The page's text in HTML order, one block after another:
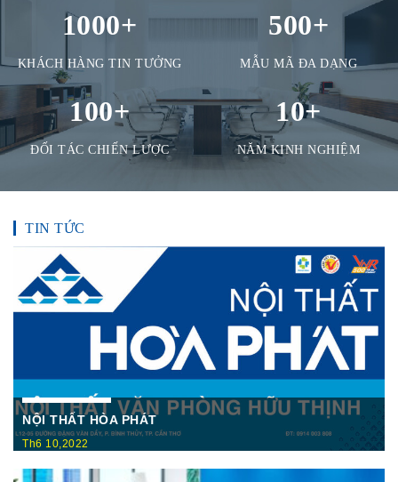
1000+
KHÁCH HÀNG TIN TƯỞNG
500+
MẪU MÃ ĐA DẠNG
100+
ĐỐI TÁC CHIẾN LƯỢC
10+
NĂM KINH NGHIỆM
TIN TỨC
NỘI THẤT HÒA PHÁT
Th6 10,2022
Nội Thất Hòa Phátt Cần Thơ Là nơi trưng bày và cung cấp